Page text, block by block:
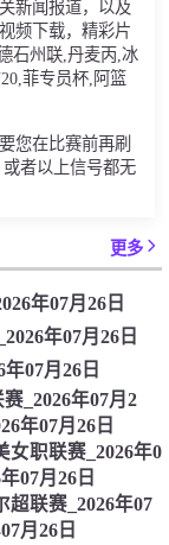
新闻报道，以及
频下载，精彩片
石州联,丹麦丙,冰
菲专员杯,阿篮
您在比赛前再刷
者以上信号都无
更多
年07月26日
年07月26日
07月26日
_2026年07月2
年07月26日
女职联赛_2026年0
07月26日
超联赛_2026年07
月26日